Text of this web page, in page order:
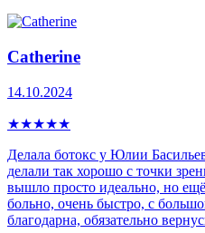
Catherine
14.10.2024
★★★★★
Делала ботокс у Юлии
делали так хорошо с точки
вышло просто идеально, но
больно, очень быстро, с
благодарна, обязательно